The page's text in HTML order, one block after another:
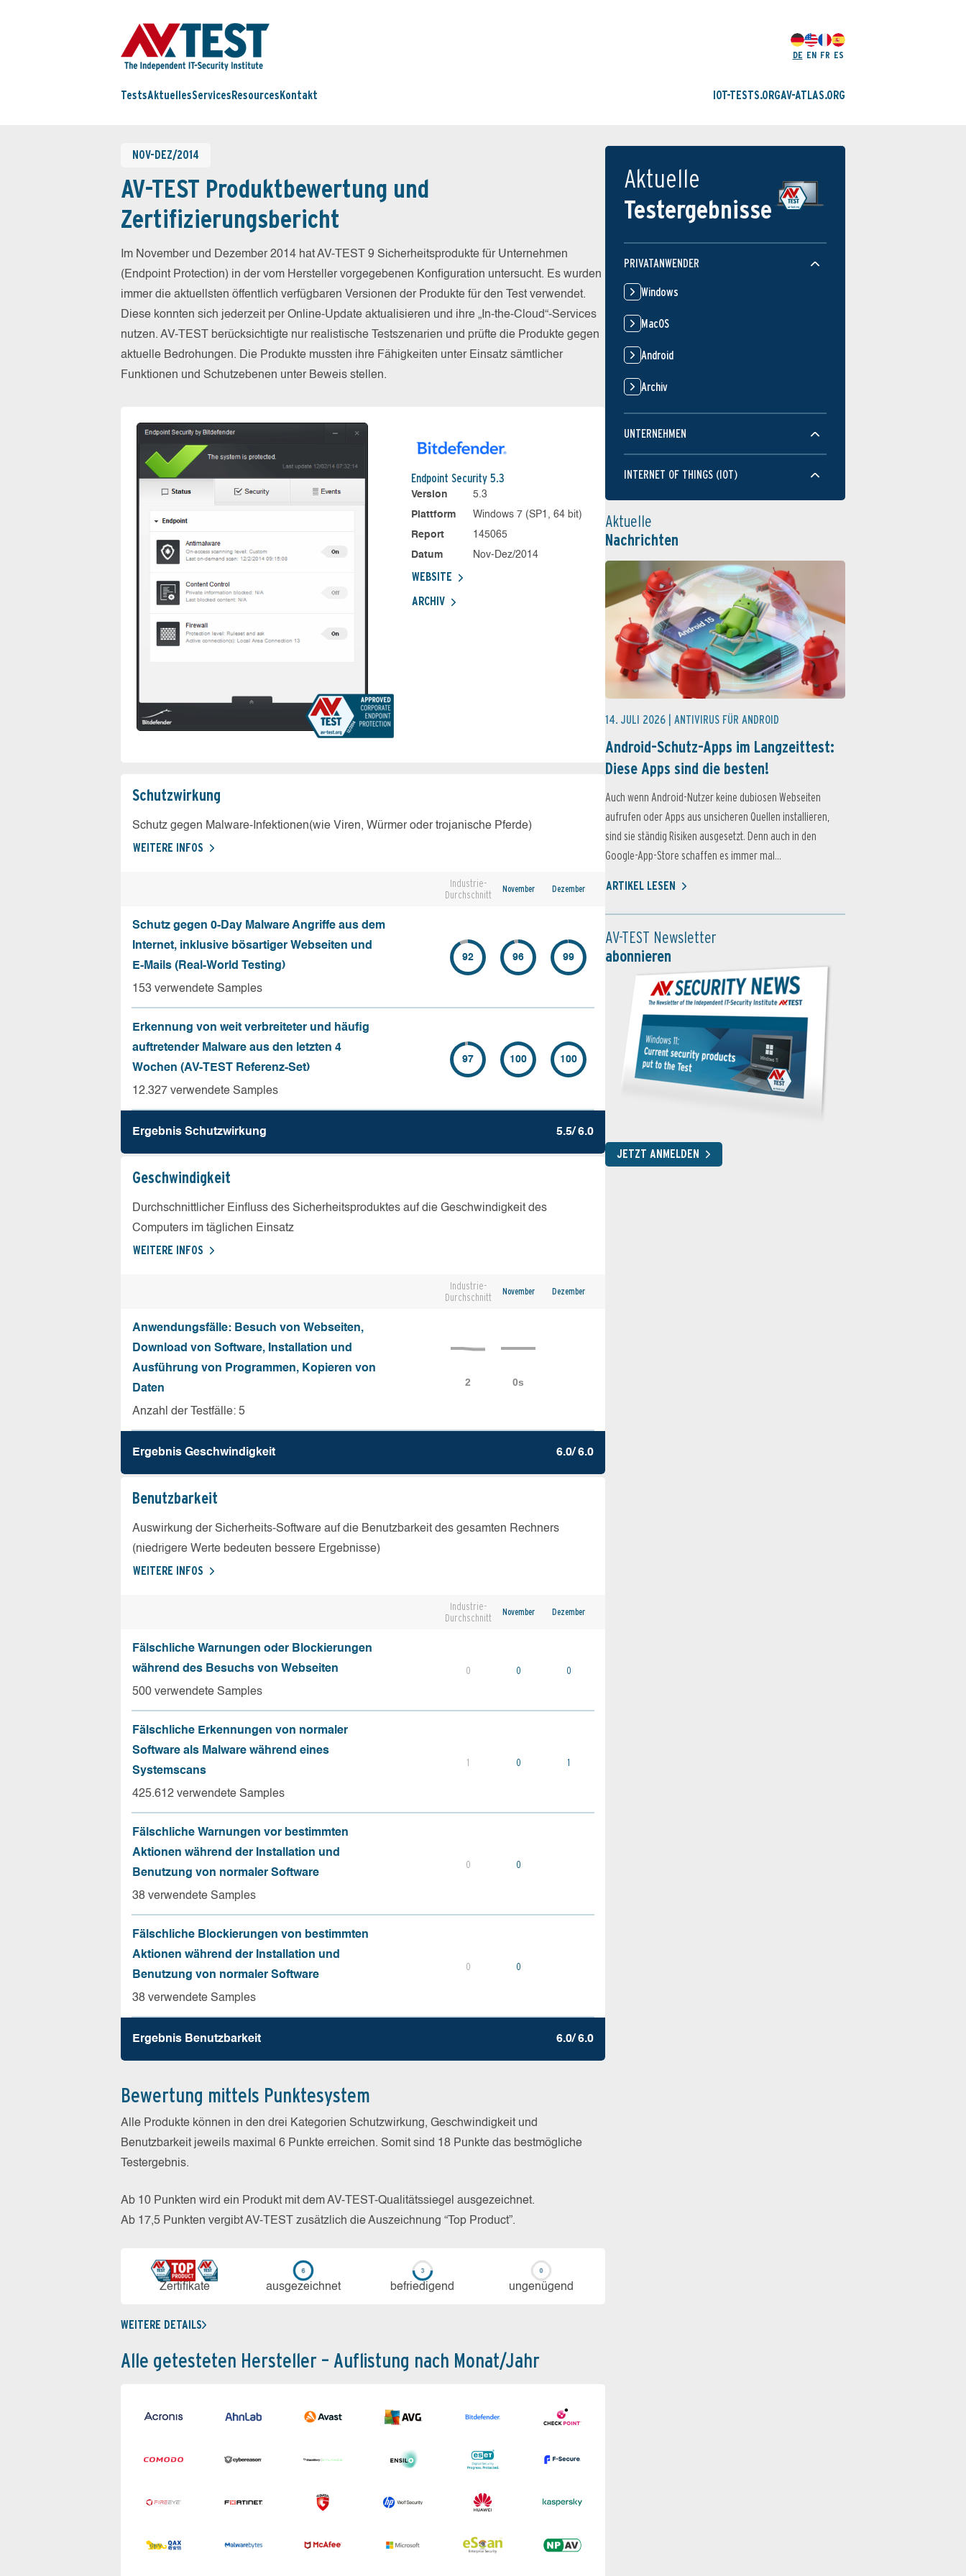
DE EN FR ES
TestsAktuellesServices Resources Kontakt IOT-TESTS.ORGAV-ATLAS.ORG
NOV-DEZ/2014
AV-TEST Produktbewertung und
Zertifizierungsbericht
Im November und Dezember 2014 hat AV-TEST 9 Sicherheitsprodukte für Unternehmen
(Endpoint Protection) in der vom Hersteller vorgegebenen Konfiguration untersucht. Es wurden
immer die aktuellsten öffentlich verfügbaren Versionen der Produkte für den Test verwendet.
Diese konnten sich jederzeit per Online-Update aktualisieren und ihre „In-the-Cloud“-Services
nutzen. AV-TEST berücksichtigte nur realistische Testszenarien und prüfte die Produkte gegen
aktuelle Bedrohungen. Die Produkte mussten ihre Fähigkeiten unter Einsatz sämtlicher
Funktionen und Schutzebenen unter Beweis stellen.
Endpoint Security 5.3
Version
5.3
Plattform
Windows 7 (SP1, 64 bit)
Report
145065
Datum
Nov-Dez/2014
WEBSITE
ARCHIV
Schutz­wirkung
Schutz gegen Malware-Infektionen(wie Viren, Würmer oder trojanische Pferde)
WEITERE INFOS
Industrie-
Durchschnitt
November Dezember
Schutz gegen 0-Day Malware Angriffe aus dem
Internet, inklusive bösartiger Webseiten und
E-Mails (Real-World Testing)
153 verwendete Samples
92 96 99
Erkennung von weit verbreiteter und häufig
auftretender Malware aus den letzten 4
Wochen (AV-TEST Referenz-Set)
12.327 verwendete Samples
97 100 100
Ergebnis Schutz­wirkung 5.5/ 6.0
Geschw­indigkeit
Durchschnittlicher Einfluss des Sicherheitsproduktes auf die Geschwindigkeit des
Computers im täglichen Einsatz
WEITERE INFOS
Industrie-
Durchschnitt
November Dezember
Anwendungsfälle: Besuch von Webseiten,
Download von Software, Installation und
Ausführung von Programmen, Kopieren von
Daten
Anzahl der Testfälle: 5
Ergebnis Geschw­indigkeit 6.0/ 6.0
Benutz­barkeit
Auswirkung der Sicherheits-Software auf die Benutzbarkeit des gesamten Rechners
(niedrigere Werte bedeuten bessere Ergebnisse)
WEITERE INFOS
Industrie-
Durchschnitt
November Dezember
Fälschliche Warnungen oder Blockierungen
während des Besuchs von Webseiten
500 verwendete Samples
0 0 0
Fälschliche Erkennungen von normaler
Software als Malware während eines
Systemscans
425.612 verwendete Samples
1 0 1
Fälschliche Warnungen vor bestimmten
Aktionen während der Installation und
Benutzung von normaler Software
38 verwendete Samples
0 0
Fälschliche Blockierungen von bestimmten
Aktionen während der Installation und
Benutzung von normaler Software
38 verwendete Samples
0 0
Ergebnis Benutz­barkeit 6.0/ 6.0
Bewertung mittels Punktesystem
Alle Produkte können in den drei Kategorien Schutzwirkung, Geschwindigkeit und
Benutzbarkeit jeweils maximal 6 Punkte erreichen. Somit sind 18 Punkte das bestmögliche
Testergebnis.
Ab 10 Punkten wird ein Produkt mit dem AV-TEST-Qualitätssiegel ausgezeichnet.
Ab 17,5 Punkten vergibt AV-TEST zusätzlich die Auszeichnung “Top Product”.
Zerti­fikate aus­ge­zeich­net be­frie­di­gend un­ge­nü­gend
WEITERE DETAILS
Alle getesteten Hersteller – Auflistung nach Monat/Jahr
Aktuelle
Testergebnisse
PRIVATANWENDER
Windows
MacOS
Android
Archiv
UNTERNEHMEN
INTERNET OF THINGS (IOT)
Aktuelle
Nachrichten
14. JULI 2026 | ANTIVIRUS FÜR ANDROID
Android-Schutz-Apps im Langzeittest:
Diese Apps sind die besten!
Auch wenn Android-Nutzer keine dubiosen Webseiten
aufrufen oder Apps aus unsicheren Quellen installieren,
sind sie ständig Risiken ausgesetzt. Denn auch in den
Google-App-Store schaffen es immer mal...
ARTIKEL LESEN
AV-TEST Newsletter
abonnieren
JETZT ANMELDEN